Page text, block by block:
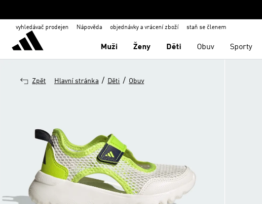
vyhledávač prodejen Nápověda objednávky a vrácení zboží staň se členem
Muži Ženy Děti Obuv Sporty
Zpět Hlavní stránka / Děti / Obuv